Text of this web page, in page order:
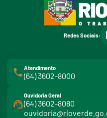
Redes Sociais:
Atendimento
(64) 3602-8000
Ouvidoria Geral
(64) 3602-8080